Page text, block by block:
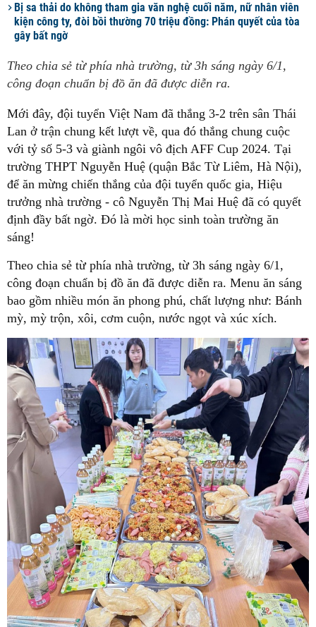
Bị sa thải do không tham gia văn nghệ cuối năm, nữ nhân viên
kiện công ty, đòi bồi thường 70 triệu đồng: Phán quyết của tòa
gây bất ngờ
Theo chia sẻ từ phía nhà trường, từ 3h sáng ngày 6/1,
công đoạn chuẩn bị đồ ăn đã được diễn ra.
Mới đây, đội tuyển Việt Nam đã thắng 3-2 trên sân Thái
Lan ở trận chung kết lượt về, qua đó thắng chung cuộc
với tỷ số 5-3 và giành ngôi vô địch AFF Cup 2024. Tại
trường THPT Nguyễn Huệ (quận Bắc Từ Liêm, Hà Nội),
để ăn mừng chiến thắng của đội tuyển quốc gia, Hiệu
trưởng nhà trường - cô Nguyễn Thị Mai Huệ đã có quyết
định đầy bất ngờ. Đó là mời học sinh toàn trường ăn
sáng!
Theo chia sẻ từ phía nhà trường, từ 3h sáng ngày 6/1,
công đoạn chuẩn bị đồ ăn đã được diễn ra. Menu ăn sáng
bao gồm nhiều món ăn phong phú, chất lượng như: Bánh
mỳ, mỳ trộn, xôi, cơm cuộn, nước ngọt và xúc xích.